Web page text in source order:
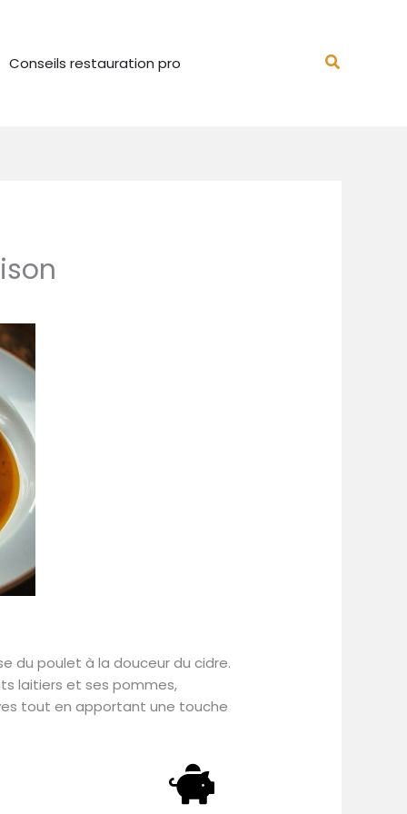
Conseils restauration pro
du poulet à la douceur du cidre.
laitiers et ses pommes,
tout en apportant une touche